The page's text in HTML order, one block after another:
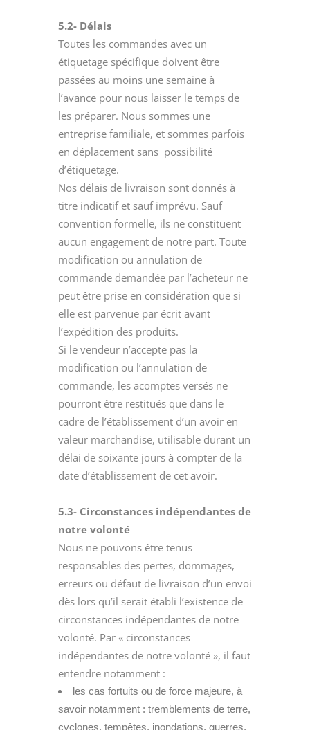
5.2- Délais
Toutes les commandes avec un
étiquetage spécifique doivent être
passées au moins une semaine à
l’avance pour nous laisser le temps de
les préparer. Nous sommes une
entreprise familiale, et sommes parfois
en déplacement sans possibilité
d’étiquetage.
Nos délais de livraison sont donnés à
titre indicatif et sauf imprévu. Sauf
convention formelle, ils ne constituent
aucun engagement de notre part. Toute
modification ou annulation de
commande demandée par l’acheteur ne
peut être prise en considération que si
elle est parvenue par écrit avant
l’expédition des produits.
Si le vendeur n’accepte pas la
modification ou l’annulation de
commande, les acomptes versés ne
pourront être restitués que dans le
cadre de l’établissement d’un avoir en
valeur marchandise, utilisable durant un
délai de soixante jours à compter de la
date d’établissement de cet avoir.
5.3- Circonstances indépendantes de
notre volonté
Nous ne pouvons être tenus
responsables des pertes, dommages,
erreurs ou défaut de livraison d’un envoi
dès lors qu’il serait établi l’existence de
circonstances indépendantes de notre
volonté. Par « circonstances
indépendantes de notre volonté », il faut
entendre notamment :
les cas fortuits ou de force majeure, à
savoir notamment : tremblements de terre,
cyclones, tempêtes, inondations, guerres,